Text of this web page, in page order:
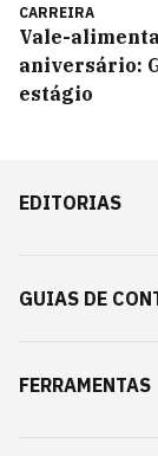
CARREIRA
Vale-
aniversário:
estágio
EDITORIAS
GUIAS DE
FERRAMENTAS